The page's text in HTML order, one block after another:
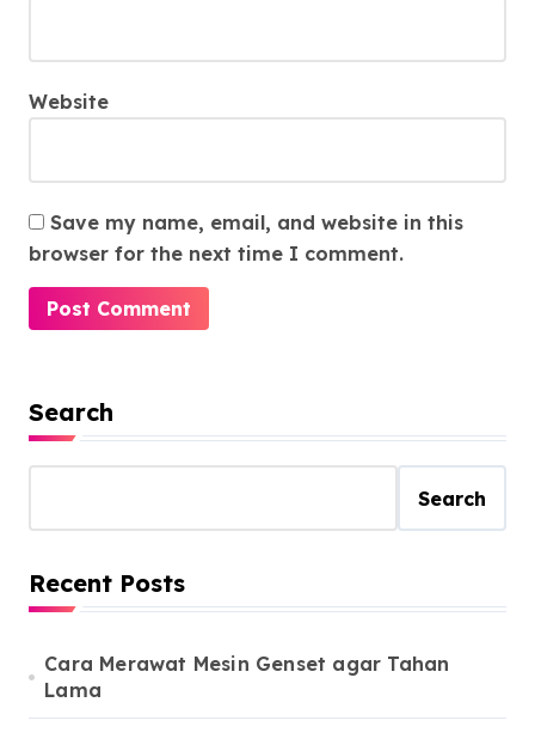
Website
Save my name, email, and website in this
browser for the next time I comment.
Search
Search
Recent Posts
Cara Merawat Mesin Genset agar Tahan
Lama